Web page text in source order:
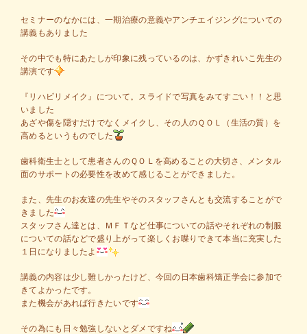
セミナーのなかには、一期治療の意義やアンチエイジングについての
講義もありました
その中でも特にあたしが印象に残っているのは、かずきれいこ先生の
講演です
『リハビリメイク』について。スライドで写真をみてすごい！！と思
いました
あざや傷を隠すだけでなくメイクし、その人のＱＯＬ（生活の質）を
高めるというものでした
歯科衛生士として患者さんのＱＯＬを高めることの大切さ、メンタル
面のサポートの必要性を改めて感じることができました。
また、先生のお友達の先生やそのスタッフさんとも交流することがで
きました
スタッフさん達とは、ＭＦＴなど仕事についての話やそれぞれの制服
についての話などで盛り上がって楽しくお喋りできて本当に充実した
１日になりましたよ
講義の内容は少し難しかったけど、今回の日本歯科矯正学会に参加で
きてよかったです。
また機会があれば行きたいです
その為にも日々勉強しないとダメですね